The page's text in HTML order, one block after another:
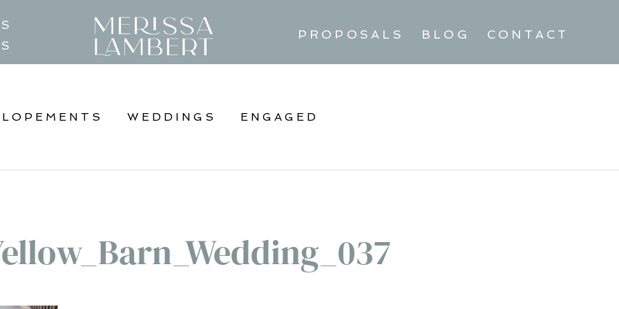
PROPOSALS BLOG CONTACT
WEDDINGS ENGAGED